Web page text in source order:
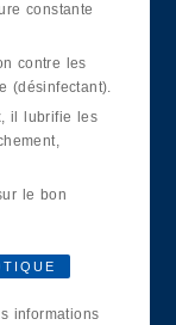
constante
contre les
(désinfectant).
il lubrifie les
le bon
informations